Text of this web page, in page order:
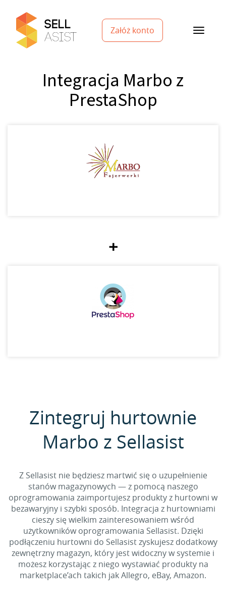
Załóż konto
Integracja Marbo z
PrestaShop
+
Zintegruj hurtownie
Marbo z Sellasist
Z Sellasist nie będziesz martwić się o uzupełnienie
stanów magazynowych — z pomocą naszego
oprogramowania zaimportujesz produkty z hurtowni w
bezawaryjny i szybki sposób. Integracja z hurtowniami
cieszy się wielkim zainteresowaniem wśród
użytkowników oprogramowania Sellasist. Dzięki
podłączeniu hurtowni do Sellasist zyskujesz dodatkowy
zewnętrzny magazyn, który jest widoczny w systemie i
możesz korzystając z niego wystawiać produkty na
marketplace’ach takich jak Allegro, eBay, Amazon.